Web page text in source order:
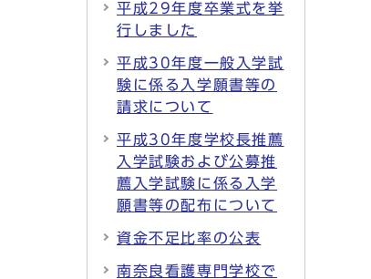
平成29年度卒業式を挙
行しました
平成30年度一般入学試
験に係る入学願書等の
請求について
平成30年度学校長推薦
入学試験および公募推
薦入学試験に係る入学
願書等の配布について
資金不足比率の公表
南奈良看護専門学校で